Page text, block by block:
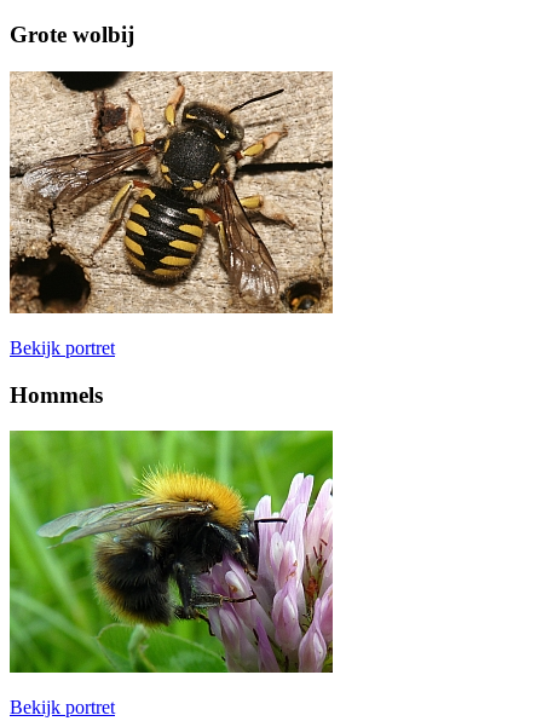
Grote wolbij
Bekijk portret
Hommels
Bekijk portret